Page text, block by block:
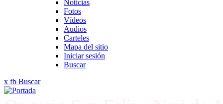
Noticias
Fotos
Vídeos
Audios
Carteles
Mapa del sitio
Iniciar sesión
Buscar
x fb Buscar